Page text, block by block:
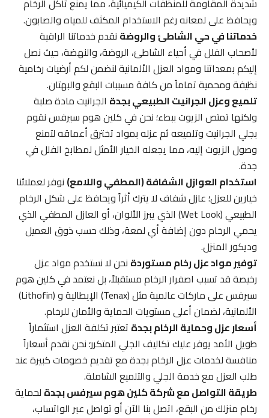
شديدة المقاومة للمنظفات الكيميائية، مما يمنع تآكل الرخام
ويحافظ على لمعانه رغم الاستخدام المكثف للمياه والصابون.
خدماتنا في حي الشاطئ والروضةنقدم خدماتنا الراقية
لأصحاب الفلل في أحياء الشاطئ، الروضة، والنهضة، حيث نصل
إليكم بمعداتنا ومواد العزل الألمانية لنضمن لكم أرضيات رخامية
نظيفة ومحمية تماماً من كافة مسببات البقع والبهتان.
تلميع وعزل الجرانيت الطبيعي بجدةالجرانيت مادة صلبة
ولكنها تمتص الزيوت ببطء؛ نحن في كلين هوم سيرفس نقوم
بجلي الجرانيت وتلميعه ثم عزله بمواد تخترق أعماقه لتمنع
وصول الزيوت إليه، مما يجعله الخيار الأمثل لمطابخ الفلل في
جدة.
استخدام العوازل الشفافة (المطفي واللامع)نوفر لعملائنا
خيارين للعزل؛ عازل شفاف لا يترك أثراً ويحافظ على شكل الرخام
الطبيعي (Wet Look) الذي يبرز الألوان، أو العازل المطفي الذي
يحمي الرخام دون إضافة أي لمعة، وذلك حسب ذوق العميل
وديكور المنزل.
توفير مواد عزل رخام مستوردةنحن لا نستخدم مواد عزل
رخيصة قد تسبب اصفرار الرخام مستقبلاً، بل نعتمد في كلين هوم
سيرفس على ماركات عالمية مثل (Tenax) الإيطالية و (Lithofin)
الألمانية، لضمان أعلى مستويات الحماية والأمان للرخام.
أسعار عزل وحماية الرخام بجدةتعتبر تكلفة العزل استثماراً
طويل الأمد يوفر عليك تكاليف الجلي المتكرر؛ نحن نقدم أسعاراً
منافسة لخدمات عزل الرخام بجدة مع تقديم خصومات كبيرة عند
طلب العزل مع خدمة الجلي والتلميع الشاملة.
طريقة التواصل مع شركة كلين هوم سيرفس بجدةلحماية
رخام منزلك من البقع، اتصل بنا الآن أو تواصل عبر الواتساب،